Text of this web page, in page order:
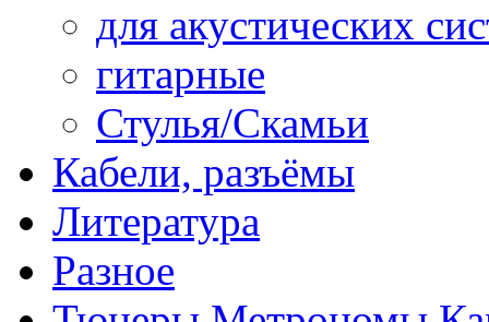
для акустических
гитарные
Стулья/Скамьи
Кабели, разъёмы
Литература
Разное